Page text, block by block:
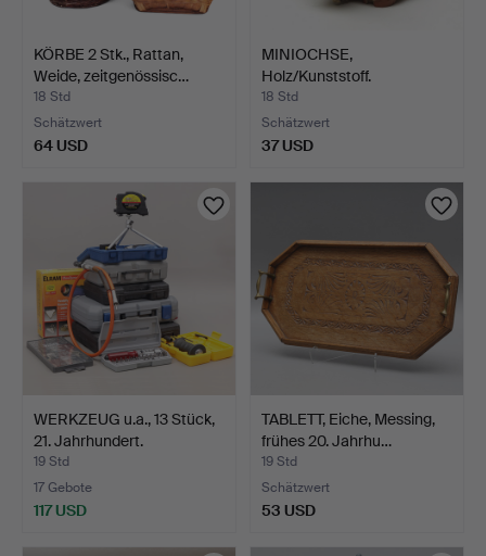
KÖRBE 2 Stk., Rattan,
Weide, zeitgenössisc…
18 Std
Schätzwert
64 USD
MINIOCHSE,
Holz/Kunststoff.
18 Std
Schätzwert
37 USD
WERKZEUG u.a., 13 Stück,
21. Jahrhundert.
19 Std
17 Gebote
117 USD
TABLETT, Eiche, Messing,
frühes 20. Jahrhu…
19 Std
Schätzwert
53 USD